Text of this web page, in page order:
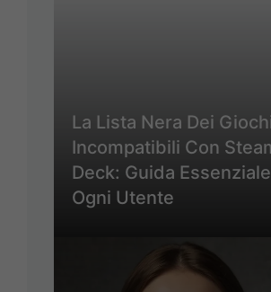
La Lista Nera Dei
Incompatibili Con
Deck: Guida
Ogni Utente